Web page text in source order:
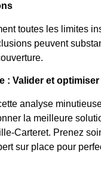
toutes les limites
peuvent
: Valider et
analyse
la meilleure
Carteret. Prenez
sur place pour